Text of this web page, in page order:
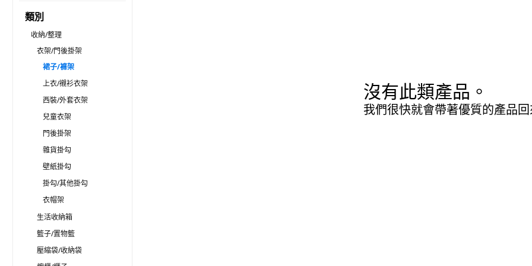
類別
收納/整理
衣架/門後掛架
裙子/褲架
上衣/襯衫衣架
西裝/外套衣架
兒童衣架
門後掛架
雜貨掛勾
壁紙掛勾
掛勾/其他掛勾
衣帽架
生活收納箱
籃子/置物籃
壓縮袋/收納袋
沒有此類產品。
我們很快就會帶著優質的產品